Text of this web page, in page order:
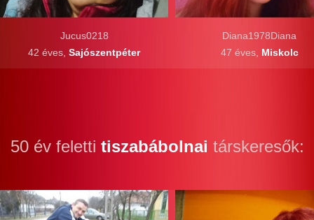
Jucus0218
42 éves, Sajószentpéter
Diana1978Diana
47 éves, Miskolc
50 év feletti tiszabábolnai társkeresők: